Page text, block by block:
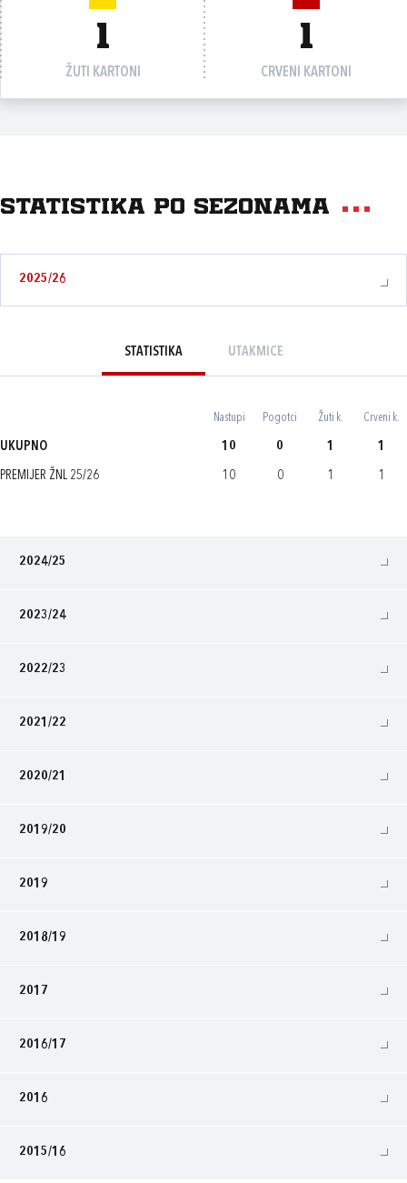
1
ŽUTI KARTONI
1
CRVENI KARTONI
Statistika po sezonama
2025/26
STATISTIKA UTAKMICE
Nastupi Pogotci Žuti k. Crveni k.
UKUPNO 10 0 1 1
PREMIJER ŽNL 25/26 10 0 1 1
2024/25
2023/24
2022/23
2021/22
2020/21
2019/20
2019
2018/19
2017
2016/17
2016
2015/16